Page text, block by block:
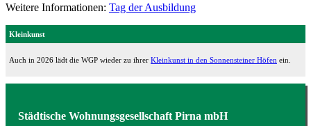
Weitere Informationen: Tag der Ausbildung
Kleinkunst
Auch in 2026 lädt die WGP wieder zu ihrer Kleinkunst in den Sonnensteiner Höfen ein.
Städtische Wohnungsgesellschaft Pirna mbH